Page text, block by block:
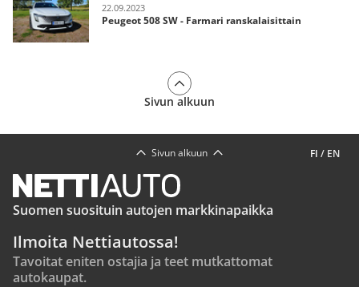
22.09.2023
Peugeot 508 SW - Farmari ranskalaisittain
Sivun alkuun
FI / EN
Sivun alkuun
Suomen suosituin autojen markkinapaikka
Ilmoita Nettiautossa!
Tavoitat eniten ostajia ja teet mutkattomat
autokaupat.